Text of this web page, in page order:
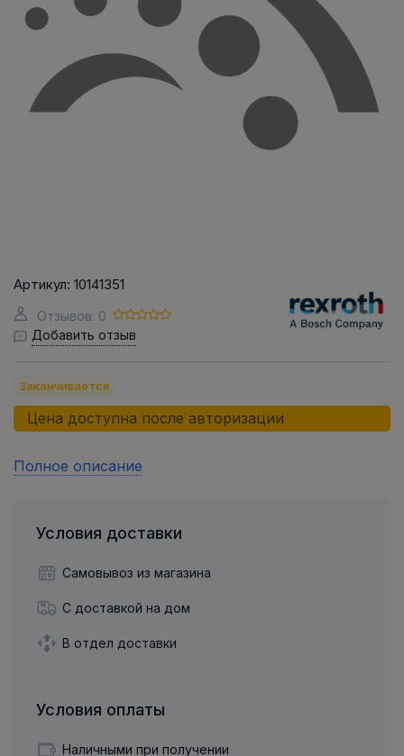
Артикул: 10141351
Отзывов: 0
Добавить отзыв
Заканчивается
Цена доступна после авторизации
Полное описание
Условия доставки
Самовывоз из магазина
С доставкой на дом
В отдел доставки
Условия оплаты
Наличными при получении